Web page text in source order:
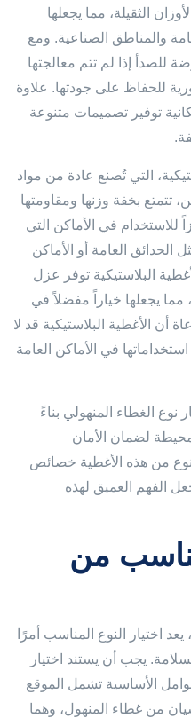
الثقيلة، مما يجعلها
والمناطق الصناعية. ومع
للصدأ إذا لم تتم معالجتها
للحفاظ على جودتها. علاوة
توفير تصميمات متنوعة
التي تُصنع عادة من مواد
تتمتع بخفة وزنها ومقاومتها
للاستخدام في الأماكن التي
الحدائق العامة أو الأماكن
البلاستيكية توفر عزل
يجعلها خياراً مفضلاً في
أن الأغطية البلاستيكية قد لا
في الأماكن العامة
نوع الغطاء المنهولي بناءً
لضمان الأمان
نوع من هذه الأغطية خصائص
الفهم العميق لهذه
من
اختيار النوع المناسب أمرًا
يجب أن يستند اختيار
الأساسية تشمل الموقع
من غطاء المنهول، وهما